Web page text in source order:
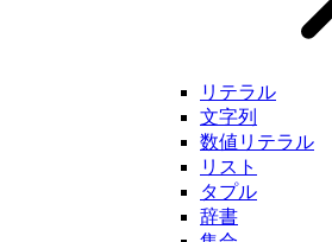
リテラル
文字列
数値リテラル
リスト
タプル
辞書